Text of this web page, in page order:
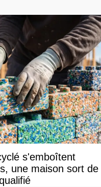
s'emboîtent
une maison sort de